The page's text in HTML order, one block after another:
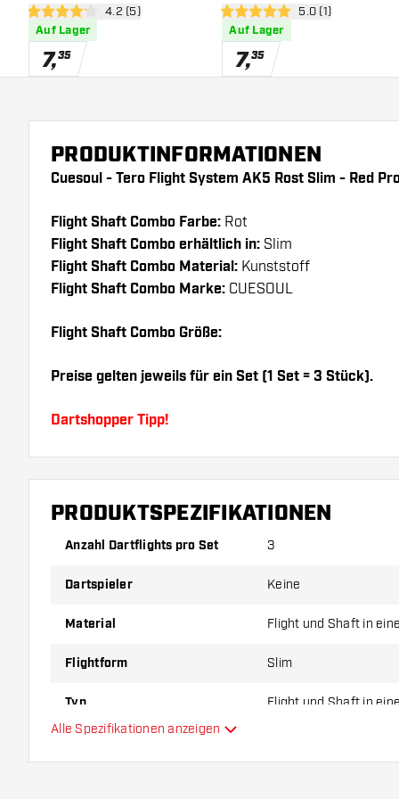
Flights
Bewertungsbereich öffnen
4.2 Bewertungssterne
4.2 (5)
Auf Lager
7,35
Flights
5 Bewertungssterne
5.0 (1)
Auf Lager
7,35
PRODUKTINFORMATIONEN
Cuesoul - Tero Flight System AK5 Rost Slim - Red
Flight Shaft Combo Farbe: Rot
Flight Shaft Combo erhältlich in: Slim
Flight Shaft Combo Material: Kunststoff
Flight Shaft Combo Marke: CUESOUL
Flight Shaft Combo Größe:
Preise gelten jeweils für ein Set (1 Set = 3 Stück).
Dartshopper Tipp!
Probieren Sie eine andere Form, ein anderes
Ihnen passt!
PRODUKTSPEZIFIKATIONEN
Anzahl Dartflights pro Set 3
Dartspieler Keine
Material Flight und Shaft in
Flightform Slim
Typ Flight und Shaft in
Alle Spezifikationen anzeigen